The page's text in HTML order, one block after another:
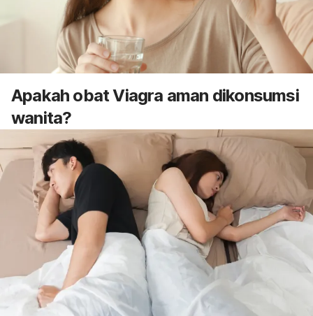
Apakah obat Viagra aman dikonsumsi
wanita?